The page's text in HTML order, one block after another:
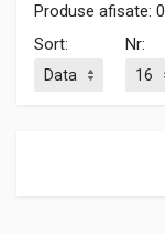
Produse afisate: 0
Sort:
Nr: